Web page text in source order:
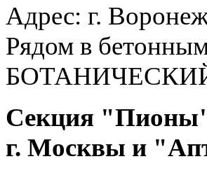
Адрес: г.
Рядом в
Секция
г. Москвы и